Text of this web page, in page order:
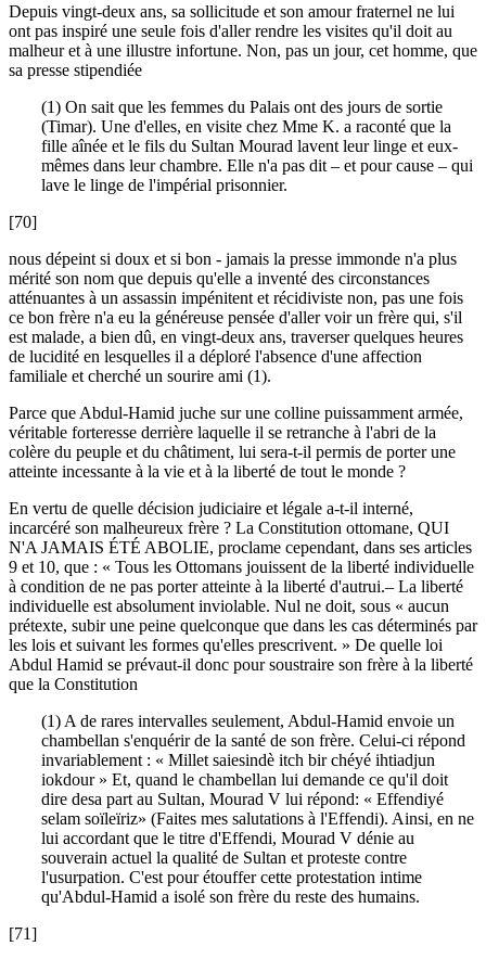
Depuis vingt-deux ans, sa sollicitude et son amour fraternel ne lui
ont pas inspiré une seule fois d'aller rendre les visites qu'il doit au
malheur et à une illustre infortune. Non, pas un jour, cet homme, que
sa presse stipendiée
(1) On sait que les femmes du Palais ont des jours de sortie
(Timar). Une d'elles, en visite chez Mme K. a raconté que la
fille aînée et le fils du Sultan Mourad lavent leur linge et eux-
mêmes dans leur chambre. Elle n'a pas dit – et pour cause – qui
lave le linge de l'impérial prisonnier.
[70]
nous dépeint si doux et si bon - jamais la presse immonde n'a plus
mérité son nom que depuis qu'elle a inventé des circonstances
atténuantes à un assassin impénitent et récidiviste non, pas une fois
ce bon frère n'a eu la généreuse pensée d'aller voir un frère qui, s'il
est malade, a bien dû, en vingt-deux ans, traverser quelques heures
de lucidité en lesquelles il a déploré l'absence d'une affection
familiale et cherché un sourire ami (1).
Parce que Abdul-Hamid juche sur une colline puissamment armée,
véritable forteresse derrière laquelle il se retranche à l'abri de la
colère du peuple et du châtiment, lui sera-t-il permis de porter une
atteinte incessante à la vie et à la liberté de tout le monde ?
En vertu de quelle décision judiciaire et légale a-t-il interné,
incarcéré son malheureux frère ? La Constitution ottomane, QUI
N'A JAMAIS ÉTÉ ABOLIE, proclame cependant, dans ses articles
9 et 10, que : « Tous les Ottomans jouissent de la liberté individuelle
à condition de ne pas porter atteinte à la liberté d'autrui.– La liberté
individuelle est absolument inviolable. Nul ne doit, sous « aucun
prétexte, subir une peine quelconque que dans les cas déterminés par
les lois et suivant les formes qu'elles prescrivent. » De quelle loi
Abdul Hamid se prévaut-il donc pour soustraire son frère à la liberté
que la Constitution
(1) A de rares intervalles seulement, Abdul-Hamid envoie un
chambellan s'enquérir de la santé de son frère. Celui-ci répond
invariablement : « Millet saiesindè itch bir chéyé ihtiadjun
iokdour » Et, quand le chambellan lui demande ce qu'il doit
dire desa part au Sultan, Mourad V lui répond: « Effendiyé
selam soïleïriz» (Faites mes salutations à l'Effendi). Ainsi, en ne
lui accordant que le titre d'Effendi, Mourad V dénie au
souverain actuel la qualité de Sultan et proteste contre
l'usurpation. C'est pour étouffer cette protestation intime
qu'Abdul-Hamid a isolé son frère du reste des humains.
[71]